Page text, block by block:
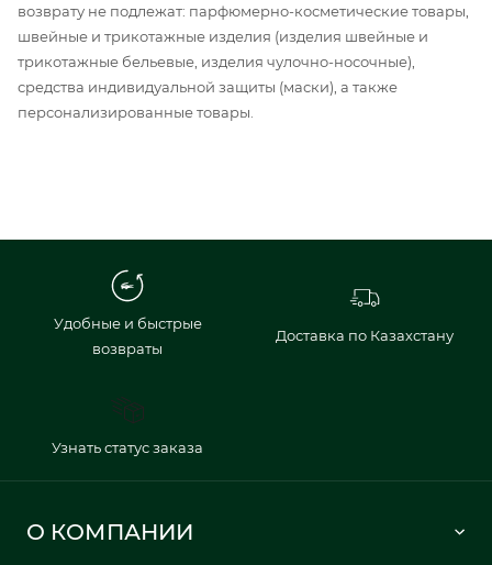
возврату не подлежат: парфюмерно-косметические товары,
швейные и трикотажные изделия (изделия швейные и
трикотажные бельевые, изделия чулочно-носочные),
средства индивидуальной защиты (маски), а также
персонализированные товары.
Удобные и быстрые
возвраты
Доставка по Казахстану
Узнать статус заказа
О КОМПАНИИ